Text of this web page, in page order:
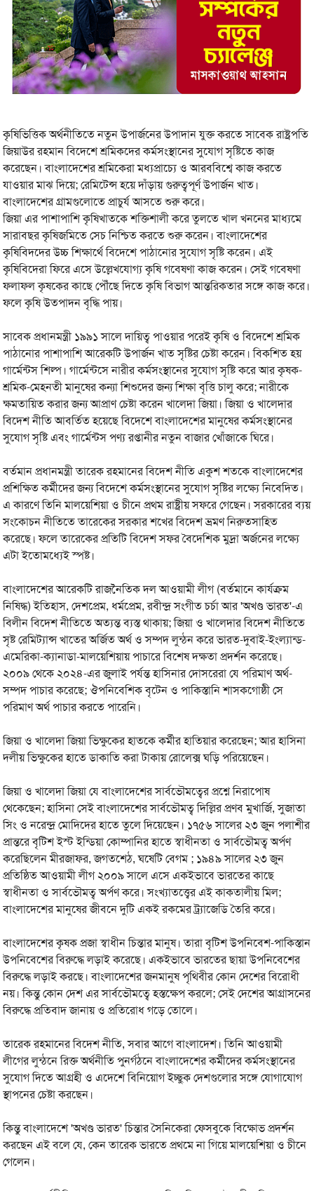
কৃষিভিত্তিক অর্থনীতিতে নতুন উপার্জনের উপাদান যুক্ত করতে সাবেক রাষ্ট্রপতি
জিয়াউর রহমান বিদেশে শ্রমিকদের কর্মসংস্থানের সুযোগ সৃষ্টিতে কাজ
করেছেন। বাংলাদেশের শ্রমিকেরা মধ্যপ্রাচ্যে ও আরববিশ্বে কাজ করতে
যাওয়ার মাঝ দিয়ে; রেমিটেন্স হয়ে দাঁড়ায় গুরুত্বপূর্ণ উপার্জন খাত।
বাংলাদেশের গ্রামগুলোতে প্রাচুর্য আসতে শুরু করে।
জিয়া এর পাশাপাশি কৃষিখাতকে শক্তিশালী করে তুলতে খাল খননের মাধ্যমে
সারাবছর কৃষিজমিতে সেচ নিশ্চিত করতে শুরু করেন। বাংলাদেশের
কৃষিবিদদের উচ্চ শিক্ষার্থে বিদেশে পাঠানোর সুযোগ সৃষ্টি করেন। এই
কৃষিবিদেরা ফিরে এসে উল্লেখযোগ্য কৃষি গবেষণা কাজ করেন। সেই গবেষণা
ফলাফল কৃষকের কাছে পৌঁছে দিতে কৃষি বিভাগ আন্তরিকতার সঙ্গে কাজ করে।
ফলে কৃষি উতপাদন বৃদ্ধি পায়।
সাবেক প্রধানমন্ত্রী ১৯৯১ সালে দায়িত্ব পাওয়ার পরেই কৃষি ও বিদেশে শ্রমিক
পাঠানোর পাশাপাশি আরেকটি উপার্জন খাত সৃষ্টির চেষ্টা করেন। বিকশিত হয়
গার্মেন্টস শিল্প। গার্মেন্টসে নারীর কর্মসংস্থানের সুযোগ সৃষ্টি করে আর কৃষক-
শ্রমিক-মেহনতী মানুষের কন্যা শিশুদের জন্য শিক্ষা বৃত্তি চালু করে; নারীকে
ক্ষমতায়িত করার জন্য আপ্রাণ চেষ্টা করেন খালেদা জিয়া। জিয়া ও খালেদার
বিদেশ নীতি আবর্তিত হয়েছে বিদেশে বাংলাদেশের মানুষের কর্মসংস্থানের
সুযোগ সৃষ্টি এবং গার্মেন্টস পণ্য রপ্তানীর নতুন বাজার খোঁজাকে ঘিরে।
বর্তমান প্রধানমন্ত্রী তারেক রহমানের বিদেশ নীতি একুশ শতকে বাংলাদেশের
প্রশিক্ষিত কর্মীদের জন্য বিদেশে কর্মসংস্থানের সুযোগ সৃষ্টির লক্ষ্যে নিবেদিত।
এ কারণে তিনি মালয়েশিয়া ও চীনে প্রথম রাষ্ট্রীয় সফরে গেছেন। সরকারের ব্যয়
সংকোচন নীতিতে তারেকের সরকার শখের বিদেশ ভ্রমণ নিরুতসাহিত
করেছে। ফলে তারেকের প্রতিটি বিদেশ সফর বৈদেশিক মুদ্রা অর্জনের লক্ষ্যে
এটা ইতোমধ্যেই স্পষ্ট।
বাংলাদেশের আরেকটি রাজনৈতিক দল আওয়ামী লীগ (বর্তমানে কার্যক্রম
নিষিদ্ধ) ইতিহাস, দেশপ্রেম, ধর্মপ্রেম, রবীন্দ্র সংগীত চর্চা আর 'অখণ্ড ভারত'-এ
বিলীন বিদেশ নীতিতে অত্যন্ত ব্যস্ত থাকায়; জিয়া ও খালেদার বিদেশ নীতিতে
সৃষ্ট রেমিট্যান্স খাতের অর্জিত অর্থ ও সম্পদ লুন্ঠন করে ভারত-দুবাই-ইংল্যান্ড-
এমেরিকা-ক্যানাডা-মালয়েশিয়ায় পাচারে বিশেষ দক্ষতা প্রদর্শন করেছে।
২০০৯ থেকে ২০২৪-এর জুলাই পর্যন্ত হাসিনার দোসরেরা যে পরিমাণ অর্থ-
সম্পদ পাচার করেছে; ঔপনিবেশিক বৃটেন ও পাকিস্তানি শাসকগোষ্ঠী সে
পরিমাণ অর্থ পাচার করতে পারেনি।
জিয়া ও খালেদা জিয়া ভিক্ষুকের হাতকে কর্মীর হাতিয়ার করেছেন; আর হাসিনা
দলীয় ভিক্ষুকের হাতে ডাকাতি করা টাকায় রোলেক্স ঘড়ি পরিয়েছেন।
জিয়া ও খালেদা জিয়া যে বাংলাদেশের সার্বভৌমত্বের প্রশ্নে নিরাপোষ
থেকেছেন; হাসিনা সেই বাংলাদেশের সার্বভৌমত্ব দিল্লির প্রণব মুখার্জি, সুজাতা
সিং ও নরেন্দ্র মোদিদের হাতে তুলে দিয়েছেন। ১৭৫৬ সালের ২৩ জুন পলাশীর
প্রান্তরে বৃটিশ ইস্ট ইন্ডিয়া কোম্পানির হাতে স্বাধীনতা ও সার্বভৌমত্ব অর্পণ
করেছিলেন মীরজাফর, জগতশেঠ, ঘষেটি বেগম ; ১৯৪৯ সালের ২৩ জুন
প্রতিষ্ঠিত আওয়ামী লীগ ২০০৯ সালে এসে একইভাবে ভারতের কাছে
স্বাধীনতা ও সার্বভৌমত্ব অর্পণ করে। সংখ্যাতত্ত্বের এই কাকতালীয় মিল;
বাংলাদেশের মানুষের জীবনে দুটি একই রকমের ট্র্যাজেডি তৈরি করে।
বাংলাদেশের কৃষক প্রজা স্বাধীন চিন্তার মানুষ। তারা বৃটিশ উপনিবেশ-পাকিস্তান
উপনিবেশের বিরুদ্ধে লড়াই করেছে। একইভাবে ভারতের ছায়া উপনিবেশের
বিরুদ্ধে লড়াই করছে। বাংলাদেশের জনমানুষ পৃথিবীর কোন দেশের বিরোধী
নয়। কিন্তু কোন দেশ এর সার্বভৌমত্বে হস্তক্ষেপ করলে; সেই দেশের আগ্রাসনের
বিরুদ্ধে প্রতিবাদ জানায় ও প্রতিরোধ গড়ে তোলে।
তারেক রহমানের বিদেশ নীতি, সবার আগে বাংলাদেশ। তিনি আওয়ামী
লীগের লুন্ঠনে রিক্ত অর্থনীতি পুনর্গঠনে বাংলাদেশের কর্মীদের কর্মসংস্থানের
সুযোগ দিতে আগ্রহী ও এদেশে বিনিয়োগ ইচ্ছুক দেশগুলোর সঙ্গে যোগাযোগ
স্থাপনের চেষ্টা করছেন।
কিন্তু বাংলাদেশে 'অখণ্ড ভারত' চিন্তার সৈনিকেরা ফেসবুকে বিক্ষোভ প্রদর্শন
করছেন এই বলে যে, কেন তারেক ভারতে প্রথমে না গিয়ে মালয়েশিয়া ও চীনে
গেলেন।